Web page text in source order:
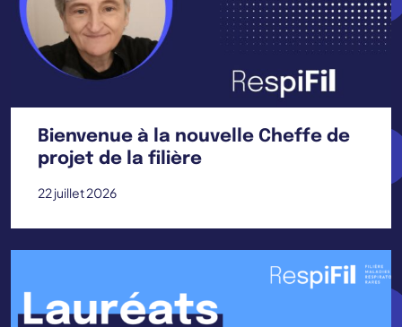
Bienvenue à la nouvelle Cheffe de
projet de la filière
22 juillet 2026